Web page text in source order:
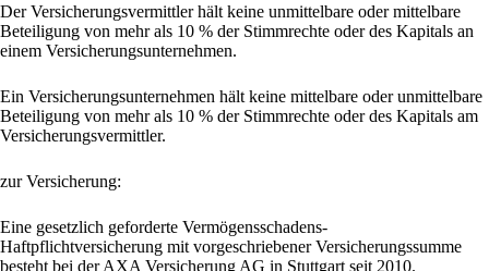
Der Versicherungsvermittler hält keine unmittelbare oder mittelbare
Beteiligung von mehr als 10 % der Stimmrechte oder des Kapitals an
einem Versicherungsunternehmen.
Ein Versicherungsunternehmen hält keine mittelbare oder unmittelbare
Beteiligung von mehr als 10 % der Stimmrechte oder des Kapitals am
Versicherungsvermittler.
zur Versicherung:
Eine gesetzlich geforderte Vermögensschadens-
Haftpflichtversicherung mit vorgeschriebener Versicherungssumme
besteht bei der AXA Versicherung AG in Stuttgart seit 2010.